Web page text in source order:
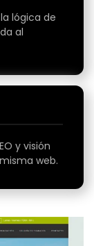
lógica de
al
y visión
web.